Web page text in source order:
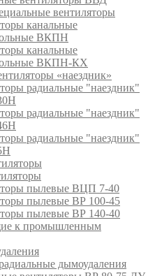
вентиляторы
канальные
ВКПН
канальные
ВКПН-КХ
«наездник»
радиальные "наездник"
радиальные "наездник"
радиальные "наездник"
пылевые ВЦП 7-40
пылевые ВР 100-45
пылевые ВР 140-40
к промышленным
дымоудаления